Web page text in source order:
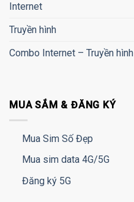
Internet
Truyền hình
Combo Internet – Truyền hình
MUA SẮM & ĐĂNG KÝ
Mua Sim Số Đẹp
Mua sim data 4G/5G
Đăng ký 5G